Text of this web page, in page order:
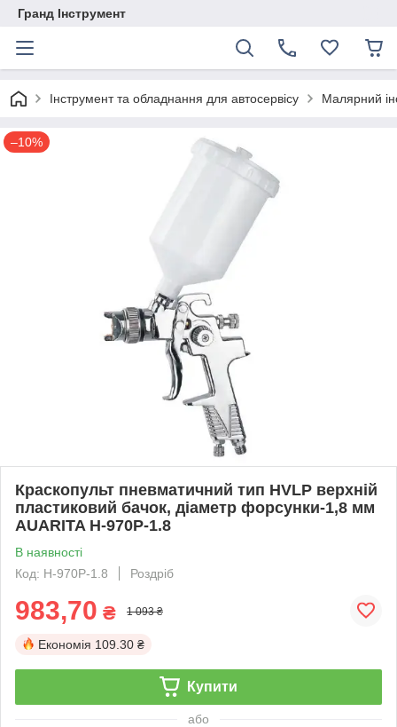
Гранд Інструмент
Інструмент та обладнання для автосервісу Малярний
–10%
Краскопульт пневматичний тип HVLP верхній
пластиковий бачок, діаметр форсунки-1,8 мм
AUARITA H-970P-1.8
В наявності
Код: H-970P-1.8
Роздріб
983,70 ₴ 1 093 ₴
Економія 109.30 ₴
Купити
або